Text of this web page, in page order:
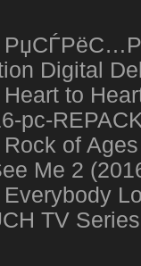
Digital
to
pc-
of
Me 2
TV